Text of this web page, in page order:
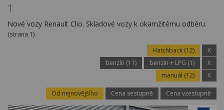
1
Nové vozy Renault Clio. Skladové vozy k okamžitému odběru.
(strana 1)
Hatchback (12)
X
benzín (11)
benzín + LPG (1)
X
manuál (12)
X
Od nejnovějšího Cena sestupně Cena vzestupně